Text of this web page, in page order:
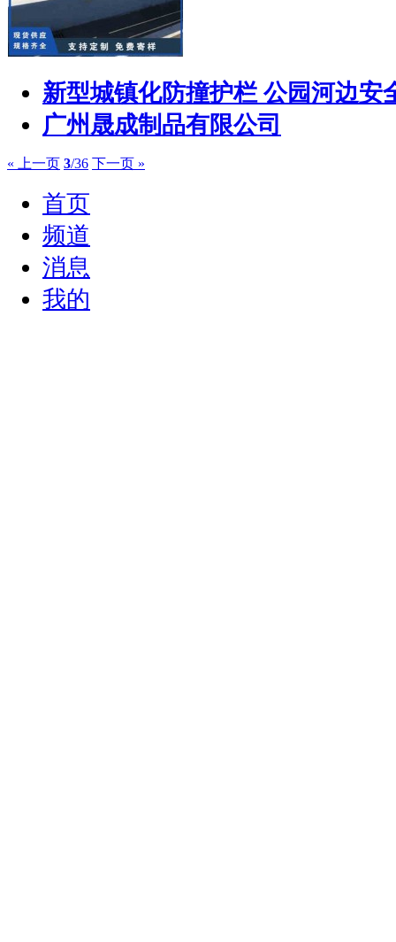
新型城镇化防撞护栏 公园河边安
广州晟成制品有限公司
« 上一页 3/36 下一页 »
首页
频道
消息
我的